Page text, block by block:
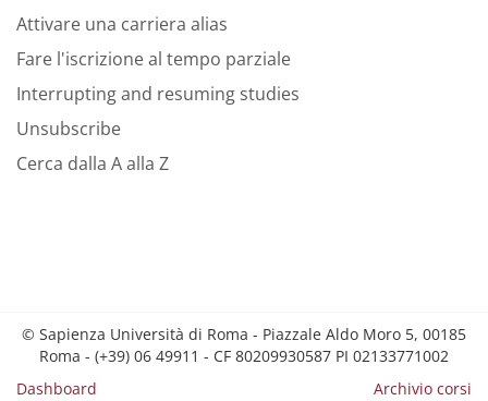
Attivare una carriera alias
Fare l'iscrizione al tempo parziale
Interrupting and resuming studies
Unsubscribe
Cerca dalla A alla Z
© Sapienza Università di Roma - Piazzale Aldo Moro 5, 00185
Roma - (+39) 06 49911 - CF 80209930587 PI 02133771002
Dashboard
Archivio corsi